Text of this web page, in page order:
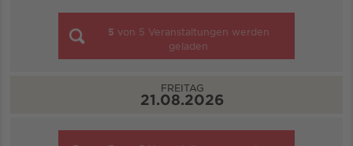
5 von 5 Veranstaltungen werden
geladen
FREITAG
21.08.2026